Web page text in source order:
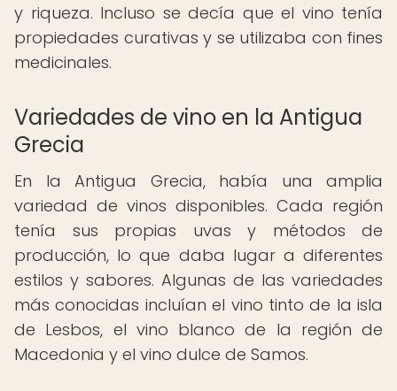
y riqueza. Incluso se decía que el vino tenía
propiedades curativas y se utilizaba con fines
medicinales.
Variedades de vino en la Antigua
Grecia
En la Antigua Grecia, había una amplia
variedad de vinos disponibles. Cada región
tenía sus propias uvas y métodos de
producción, lo que daba lugar a diferentes
estilos y sabores. Algunas de las variedades
más conocidas incluían el vino tinto de la isla
de Lesbos, el vino blanco de la región de
Macedonia y el vino dulce de Samos.